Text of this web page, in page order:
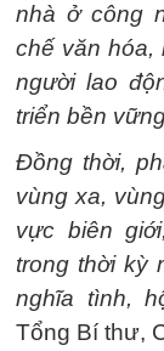
nhà ở công
chế văn hóa,
người lao
triển bền
Đồng thời,
vùng xa,
vực biên
trong thời kỳ
nghĩa tình,
Tổng Bí thư,